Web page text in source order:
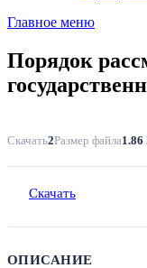
Главное меню
Порядок
Скачать2Размер файла
Скачать
ОПИСАНИЕ